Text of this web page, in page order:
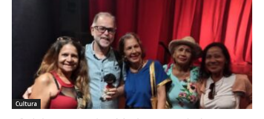
Cultura